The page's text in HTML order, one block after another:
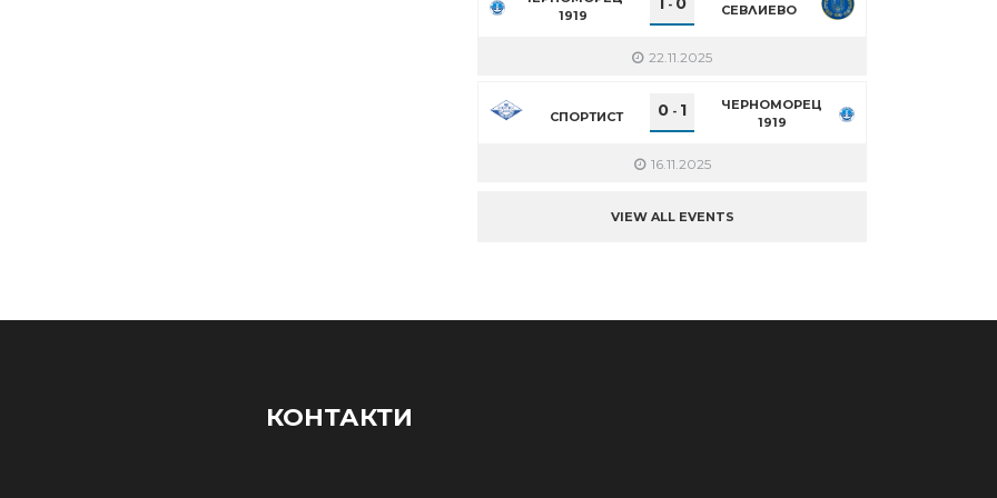
1919
- СЕВЛИЕВО
22.11.2025
СПОРТИСТ 0 - 1
ЧЕРНОМОРЕЦ
1919
16.11.2025
VIEW ALL EVENTS
КОНТАКТИ